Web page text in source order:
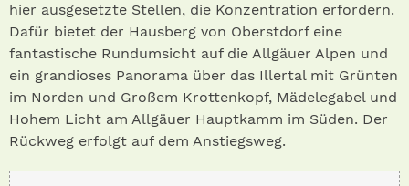
hier ausgesetzte Stellen, die Konzentration erfordern.
Dafür bietet der Hausberg von Oberstdorf eine
fantastische Rundumsicht auf die Allgäuer Alpen und
ein grandioses Panorama über das Illertal mit Grünten
im Norden und Großem Krottenkopf, Mädelegabel und
Hohem Licht am Allgäuer Hauptkamm im Süden. Der
Rückweg erfolgt auf dem Anstiegsweg.